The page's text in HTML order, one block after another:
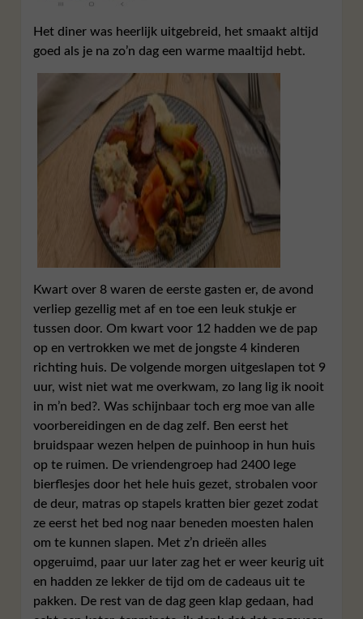
Het diner was heerlijk uitgebreid, het smaakt altijd
goed als je na zo’n dag een warme maaltijd hebt.
Kwart over 8 waren de eerste gasten er, de avond
verliep gezellig met af en toe een leuk stukje er
tussen door. Om kwart voor 12 hadden we de pap
op en vertrokken we met de jongste 4 kinderen
richting huis. De volgende morgen uitgeslapen tot 9
uur, wist niet wat me overkwam, zo lang lig ik nooit
in m’n bed?. Was schijnbaar toch erg moe van alle
voorbereidingen en de dag zelf. Ben eerst het
bruidspaar wezen helpen de puinhoop in hun huis
op te ruimen. De vriendengroep had 2400 lege
bierflesjes door het hele huis gezet, strobalen voor
de deur, matras op stapels kratten bier gezet zodat
ze eerst het bed nog naar beneden moesten halen
om te kunnen slapen. Met z’n drieën alles
opgeruimd, paar uur later zag het er weer keurig uit
en hadden ze lekker de tijd om de cadeaus uit te
pakken. De rest van de dag geen klap gedaan, had